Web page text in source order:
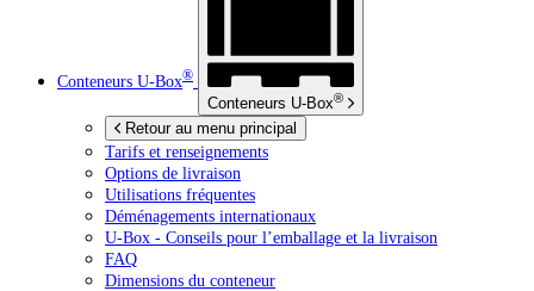
Conteneurs U-Box®
Conteneurs U-Box®
Retour au menu principal
Tarifs et renseignements
Options de livraison
Utilisations fréquentes
Déménagements internationaux
U-Box - Conseils pour l’emballage et la livraison
FAQ
Dimensions du conteneur